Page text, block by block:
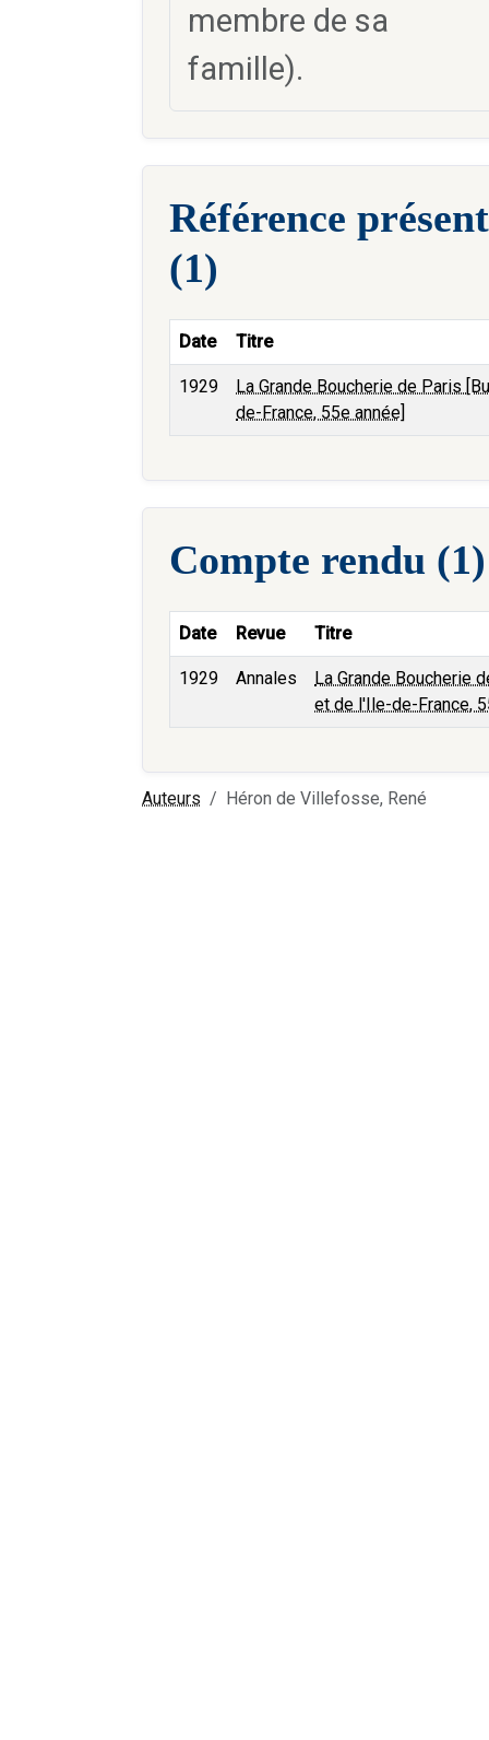
membre de sa
famille).
Référence
(1)
Date Titre
1929
La Grande Boucherie de Paris
de-France, 55e année]
Compte rendu (1)
Date Revue Titre
1929 Annales
La Grande Boucherie
et de l'Ile-de-France,
Auteurs Héron de Villefosse, René